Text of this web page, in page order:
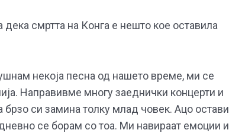
смртта на Конга е нешто кое оставила
некоја песна од нашето време, ми се
Направивме многу заеднички концерти и
си замина толку млад човек. Ацо остави
се борам со тоа. Ми навираат емоции и